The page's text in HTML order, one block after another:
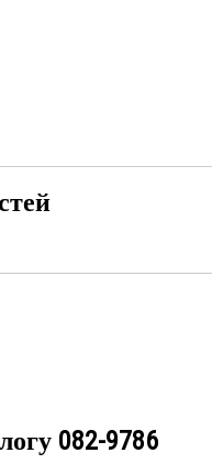
082-9786